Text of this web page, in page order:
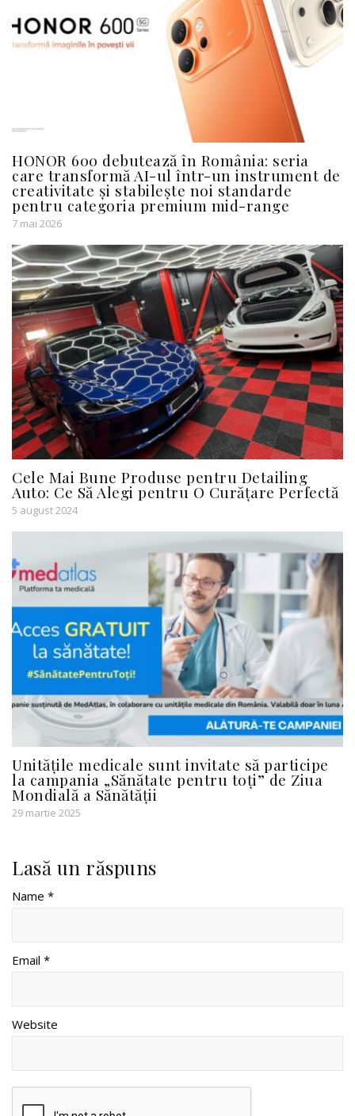
HONOR 600 debutează în România: seria
care transformă AI-ul într-un instrument de
creativitate și stabilește noi standarde
pentru categoria premium mid-range
7 mai 2026
Cele Mai Bune Produse pentru Detailing
Auto: Ce Să Alegi pentru O Curățare Perfectă
5 august 2024
Unitățile medicale sunt invitate să participe
la campania „Sănătate pentru toți” de Ziua
Mondială a Sănătății
29 martie 2025
Lasă un răspuns
Name *
Email *
Website